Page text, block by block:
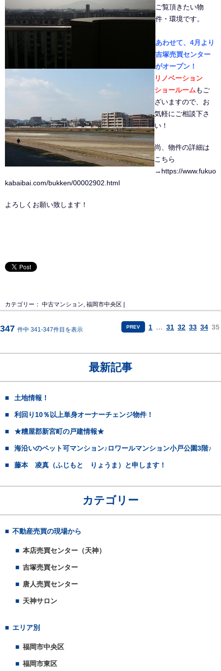
最新記事
土地情報！
利回り10％以上単身オーナーチェンジ物件！
★糟屋郡新宮町の戸建情報★
海沿いのペット可マンション♪ロワールマンション小戸公園3階♪
藤本 凌真（ふじもと りょうま）と申します！
カテゴリー
不動産売買の現場から
本店売買センター（天神）
吉塚売買センター
唐人売買センター
天神サロン
エリア別
福岡市中央区
福岡市東区
ご覧頂きたい物
件・環境です。
あわせて、4月より
吉塚売買センター
がオープン！
リノベーション
ショールームもご
ざいますので、お
気軽にご相談下さ
い！
尚、物件の詳細は
こちら
→ https://www.fukuo
kabaibai.com/bukken/00002902.html
よろしくお願い致します！
カテゴリー： 中古マンション 福岡市中央区 |
347 件中 341-347件目を表示 PREV 1 … 31 32 33 34 35